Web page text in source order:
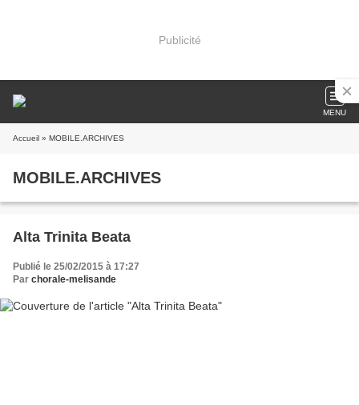
Publicité
MENU
Accueil » MOBILE.ARCHIVES
MOBILE.ARCHIVES
Alta Trinita Beata
Publié le 25/02/2015 à 17:27
Par chorale-melisande